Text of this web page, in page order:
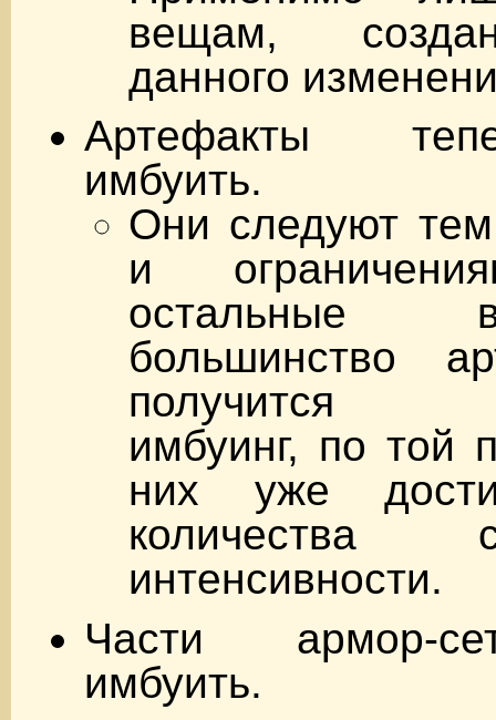
вещам,
данного
Артефакты
имбуить.
Они следуют
и
большинство
получится
имбуинг, по той
них уже
количества
интенсивности.
Части армор-
имбуить.